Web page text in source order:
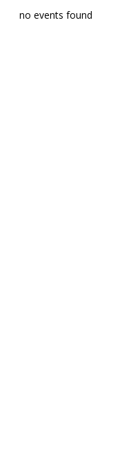
no events found